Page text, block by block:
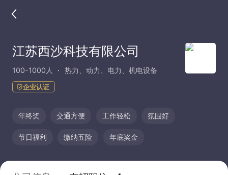
江苏西沙科技有限公司
100-1000人 热力、动力、电力、机电设备
企业认证
年终奖 交通方便 工作轻松 氛围好
节日福利 缴纳五险 年底奖金